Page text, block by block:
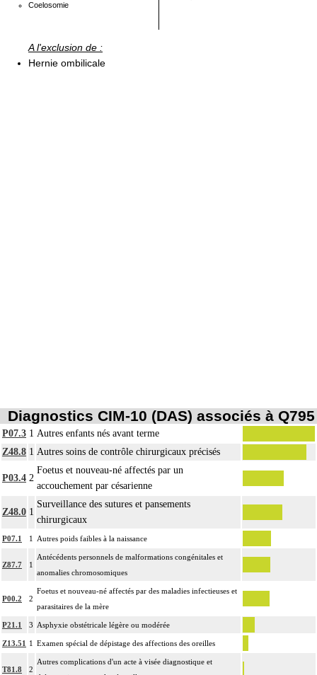
Coelosomie
A l'exclusion de :
Hernie ombilicale
Diagnostics CIM-10 (DAS) associés à Q795
P07.3 1 Autres enfants nés avant terme
Z48.8 1 Autres soins de contrôle chirurgicaux précisés
P03.4 2
Foetus et nouveau-né affectés par un
accouchement par césarienne
Z48.0 1
Surveillance des sutures et pansements
chirurgicaux
P07.1 1 Autres poids faibles à la naissance
Z87.7 1
Antécédents personnels de malformations congénitales et
anomalies chromosomiques
P00.2 2
Foetus et nouveau-né affectés par des maladies infectieuses et
parasitaires de la mère
P21.1 3 Asphyxie obstétricale légère ou modérée
Z13.51 1 Examen spécial de dépistage des affections des oreilles
T81.8 2
Autres complications d'un acte à visée diagnostique et